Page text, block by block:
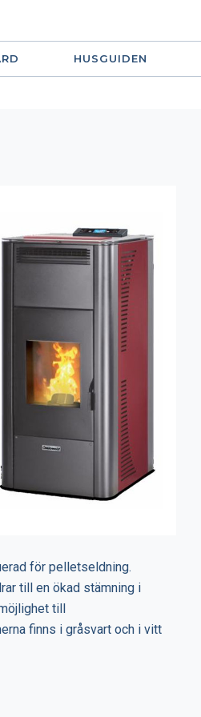
HUSGUIDEN
för pelletseldning.
till en ökad stämning i
till
finns i gråsvart och i vitt